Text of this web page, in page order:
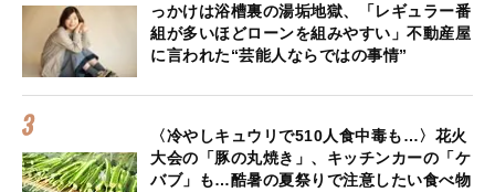
っかけは浴槽裏の湯垢地獄、「レギュラー番
組が多いほどローンを組みやすい」不動産屋
に言われた“芸能人ならではの事情”
〈冷やしキュウリで510人食中毒も…〉花火
大会の「豚の丸焼き」、キッチンカーの「ケ
バブ」も…酷暑の夏祭りで注意したい食べ物